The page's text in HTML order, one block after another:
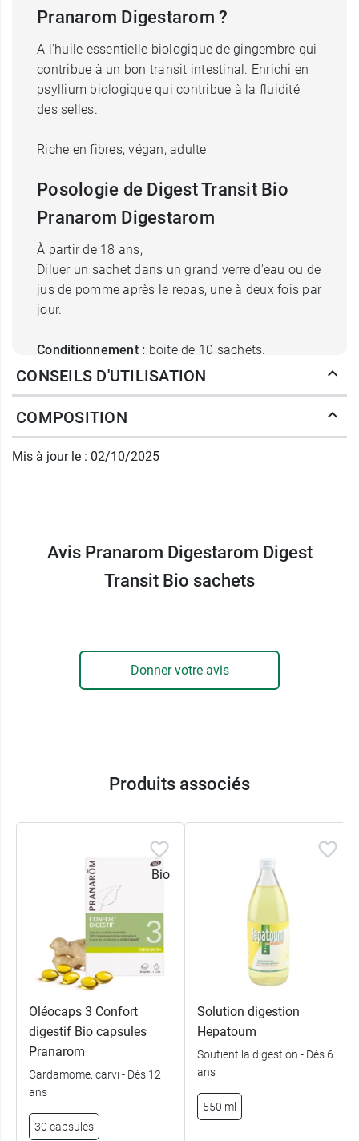
Pranarom Digestarom ?
A l'huile essentielle biologique de gingembre qui
contribue à un bon transit intestinal. Enrichi en
psyllium biologique qui contribue à la fluidité
des selles.
Riche en fibres, végan, adulte
Posologie de Digest Transit Bio
Pranarom Digestarom
À partir de 18 ans,
Diluer un sachet dans un grand verre d'eau ou de
jus de pomme après le repas, une à deux fois par
jour.
Conditionnement : boite de 10 sachets.
avec les gélules
Fabricant
CONSEILS D'UTILISATION
COMPOSITION
Mis à jour le : 02/10/2025
Avis Pranarom Digestarom Digest
Transit Bio sachets
Donner votre avis
Produits associés
Oléocaps 3 Confort
digestif Bio capsules
Pranarom
Cardamome, carvi - Dès 12
ans
30 capsules
Solution digestion
Hepatoum
Soutient la digestion - Dès 6
ans
550 ml